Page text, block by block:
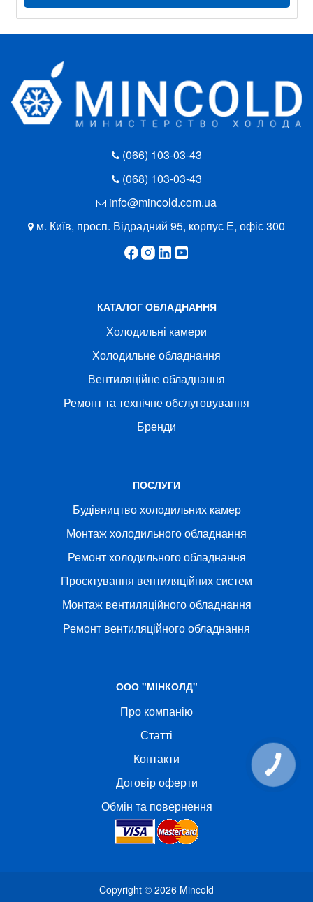
(066) 103-03-43
(068) 103-03-43
info@mincold.com.ua
м. Київ, просп. Відрадний 95, корпус Е, офіс 300
КАТАЛОГ ОБЛАДНАННЯ
Холодильні камери
Холодильне обладнання
Вентиляційне обладнання
Ремонт та технічне обслуговування
Бренди
ПОСЛУГИ
Будівництво холодильних камер
Монтаж холодильного обладнання
Ремонт холодильного обладнання
Проєктування вентиляційних систем
Монтаж вентиляційного обладнання
Ремонт вентиляційного обладнання
ООО "МІНКОЛД"
Про компанію
Статті
Контакти
Договір оферти
Обмін та повернення
Copyright © 2026 Mincold
КНОПКА
СВЯЗИ